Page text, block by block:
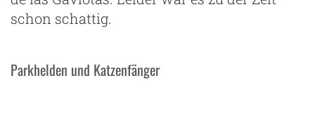
schon schattig.
Parkhelden und Katzenfänger